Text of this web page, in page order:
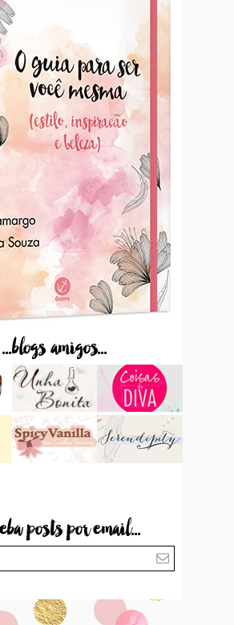
...blogs amigos...
posts por email...